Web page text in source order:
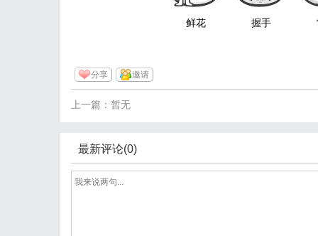
鲜花 握手
分享 邀请
上一篇：暂无
最新评论(0)